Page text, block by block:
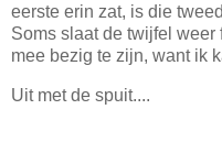
eerste erin zat, is die
Soms slaat de twijfel weer
mee bezig te zijn, want ik
Uit met de spuit....